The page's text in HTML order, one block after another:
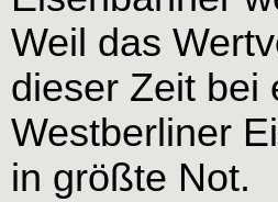
Weil das
dieser Zeit bei
Westberliner
in größte Not.